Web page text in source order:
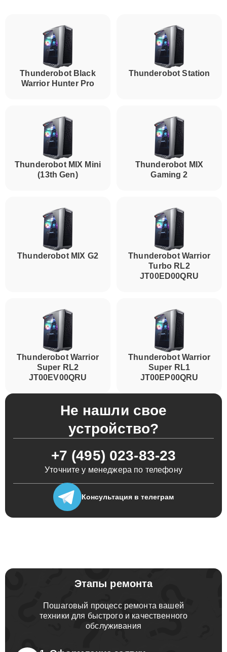
Thunderobot Black
Warrior Hunter Pro
Thunderobot Station
Thunderobot MIX Mini
(13th Gen)
Thunderobot MIX
Gaming 2
Thunderobot MIX G2
Thunderobot Warrior
Turbo RL2
JT00ED00QRU
Thunderobot Warrior
Super RL2
JT00EV00QRU
Thunderobot Warrior
Super RL1
JT00EP00QRU
Не нашли свое
устройство?
+7 (495) 023-83-23
Уточните у менеджера по телефону
Консультация в телеграм
Этапы ремонта
Пошаговый процесс ремонта вашей
техники для быстрого и качественного
обслуживания